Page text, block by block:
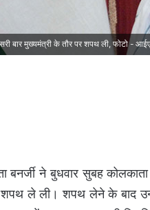
बार मुख्यमंत्री के तौर पर शपथ ली, फोटो -
बनर्जी ने बुधवार सुबह
ले ली। शपथ लेने के बाद